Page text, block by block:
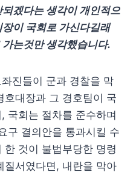
겠다는 생각이 개인적으
장이 국회로 가신다길래
는것만 생각했습니다.
진들이 군과 경찰을 막
호대장과 그 경호팀이 국
국회는 절차를 준수하며
구 결의안을 통과시킬 수
것이 불법부당한 명령
질서였다면, 내란을 막아